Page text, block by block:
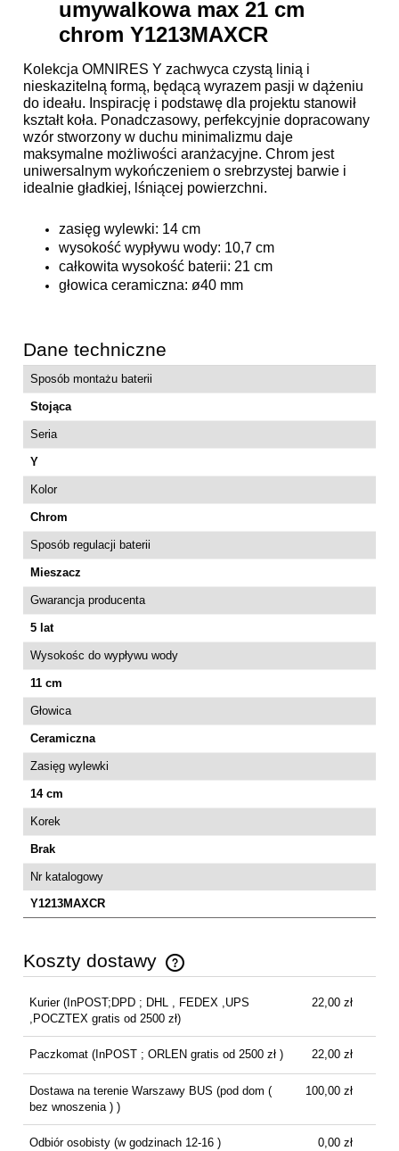
umywalkowa max 21 cm
chrom Y1213MAXCR
Kolekcja OMNIRES Y zachwyca czystą linią i
nieskazitelną formą, będącą wyrazem pasji w dążeniu
do ideału. Inspirację i podstawę dla projektu stanowił
kształt koła. Ponadczasowy, perfekcyjnie dopracowany
wzór stworzony w duchu minimalizmu daje
maksymalne możliwości aranżacyjne. Chrom jest
uniwersalnym wykończeniem o srebrzystej barwie i
idealnie gładkiej, lśniącej powierzchni.
zasięg wylewki: 14 cm
wysokość wypływu wody: 10,7 cm
całkowita wysokość baterii: 21 cm
głowica ceramiczna: ø40 mm
Dane techniczne
Sposób montażu baterii
Stojąca
Seria
Y
Kolor
Chrom
Sposób regulacji baterii
Mieszacz
Gwarancja producenta
5 lat
Wysokośc do wypływu wody
11 cm
Głowica
Ceramiczna
Zasięg wylewki
14 cm
Korek
Brak
Nr katalogowy
Y1213MAXCR
Koszty dostawy
Cena nie zawiera ewentualnych kosztów płatności
Kurier (InPOST;DPD ; DHL , FEDEX ,UPS
,POCZTEX gratis od 2500 zł)
22,00 zł
Paczkomat (InPOST ; ORLEN gratis od 2500 zł ) 22,00 zł
Dostawa na terenie Warszawy BUS (pod dom (
bez wnoszenia ) )
100,00 zł
Odbiór osobisty(w godzinach 12-16 ) 0,00 zł